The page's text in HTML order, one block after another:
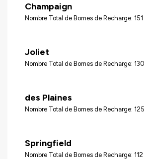
Champaign
Nombre Total de Bornes de Recharge: 151
Joliet
Nombre Total de Bornes de Recharge: 130
des Plaines
Nombre Total de Bornes de Recharge: 125
Springfield
Nombre Total de Bornes de Recharge: 112